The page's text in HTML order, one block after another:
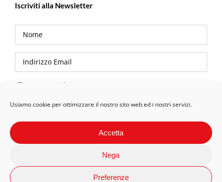
Usiamo cookie per ottimizzare il nostro sito web ed i nostri servizi.
Accetta
Nega
Preferenze
Iscriviti alla Newsletter
Privacy Policy